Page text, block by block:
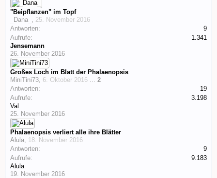
"Beipflanzen" im Topf
_Dana_ , 25. November 2016
Antworten:
9
Aufrufe:
1.341
Jensemann
26. November 2016
Großes Loch im Blatt der Phalaenopsis
MiniTini73, 6. Oktober 2016 ... 2
Antworten:
19
Aufrufe:
3.198
Val
25. November 2016
Phalaenopsis verliert alle ihre Blätter
Alula, 18. November 2016
Antworten:
9
Aufrufe:
9.183
Alula
19. November 2016